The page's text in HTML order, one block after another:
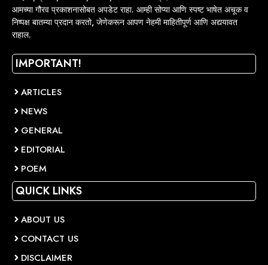
आमच्या गौरव प्रकाशनासोबत अपडेट राहा. आम्ही सोप्या आणि स्पष्ट भाषेत अचूक व
निष्पक्ष बातम्या प्रदान करतो, जेणेकरून आपण नेहमी माहितीपूर्ण आणि अद्ययावत
राहाल.
IMPORTANT!
ARTICLES
NEWS
GENERAL
EDITORIAL
POEM
QUICK LINKS
ABOUT US
CONTACT US
DISCLAIMER